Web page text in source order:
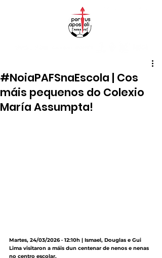
#NoiaPAFSnaEscola | Cos
máis pequenos do Colexio
María Assumpta!
Martes, 24/03/2026 · 12:10h | Ismael, Douglas e Gui
Lima visitaron a máis dun centenar de nenos e nenas
no centro escolar.